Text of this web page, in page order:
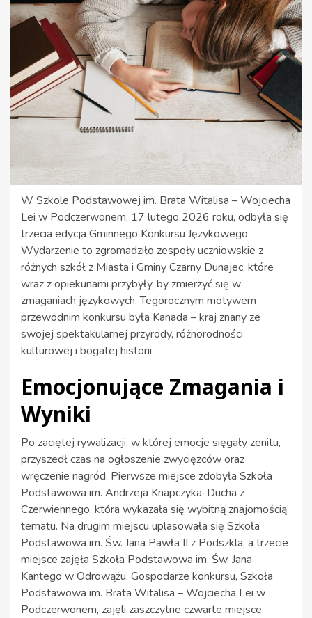
W Szkole Podstawowej im. Brata Witalisa – Wojciecha
Lei w Podczerwonem, 17 lutego 2026 roku, odbyła się
trzecia edycja Gminnego Konkursu Językowego.
Wydarzenie to zgromadziło zespoły uczniowskie z
różnych szkół z Miasta i Gminy Czarny Dunajec, które
wraz z opiekunami przybyły, by zmierzyć się w
zmaganiach językowych. Tegorocznym motywem
przewodnim konkursu była Kanada – kraj znany ze
swojej spektakularnej przyrody, różnorodności
kulturowej i bogatej historii.
Emocjonujące Zmagania i
Wyniki
Po zaciętej rywalizacji, w której emocje sięgały zenitu,
przyszedł czas na ogłoszenie zwycięzców oraz
wręczenie nagród. Pierwsze miejsce zdobyła Szkoła
Podstawowa im. Andrzeja Knapczyka-Ducha z
Czerwiennego, która wykazała się wybitną znajomością
tematu. Na drugim miejscu uplasowała się Szkoła
Podstawowa im. Św. Jana Pawła II z Podszkla, a trzecie
miejsce zajęła Szkoła Podstawowa im. Św. Jana
Kantego w Odrowążu. Gospodarze konkursu, Szkoła
Podstawowa im. Brata Witalisa – Wojciecha Lei w
Podczerwonem, zajęli zaszczytne czwarte miejsce.